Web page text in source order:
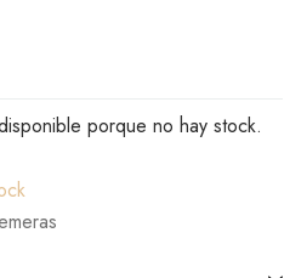
porque no hay stock.